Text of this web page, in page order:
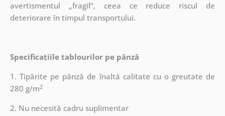
avertismentul „fragil”, ceea ce reduce riscul de
deteriorare în timpul transportului.
Specificațiile tablourilor pe pânză
1. Tipărite pe pânză de înaltă calitate cu o greutate de
280 g/m2
2. Nu necesită cadru suplimentar